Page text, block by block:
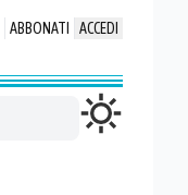
ABBONATI ACCEDI